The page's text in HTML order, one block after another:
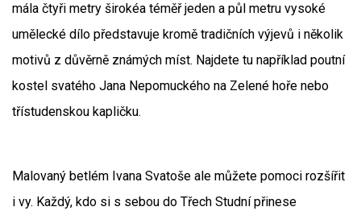
mála čtyři metry širokéa téměř jeden a půl metru vysoké
umělecké dílo představuje kromě tradičních výjevů i několik
motivů z důvěrně známých míst. Najdete tu například poutní
kostel svatého Jana Nepomuckého na Zelené hoře nebo
třístudenskou kapličku.
Malovaný betlém Ivana Svatoše ale můžete pomoci rozšířit
i vy. Každý, kdo si s sebou do Třech Studní přinese